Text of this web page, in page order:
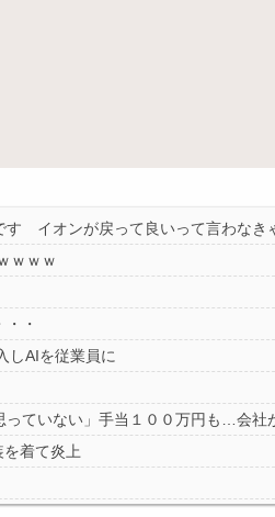
イオンが戻って良いって言わなき
ｗｗｗ
・
しAIを従業員に
ていない」手当１００万円も…会社
着て炎上